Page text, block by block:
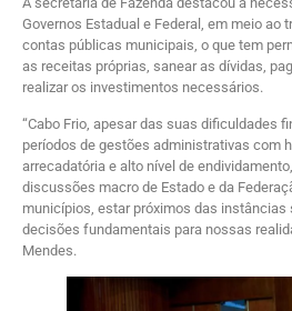
Governos Estadual e Federal, em meio ao
contas públicas municipais, o que tem
as receitas próprias, sanear as dívidas,
realizar os investimentos necessários.
“Cabo Frio, apesar das suas dificuldades
períodos de gestões administrativas com
arrecadatória e alto nível de
discussões macro de Estado e da
municípios, estar próximos das instâncias
decisões fundamentais para nossas
Mendes.